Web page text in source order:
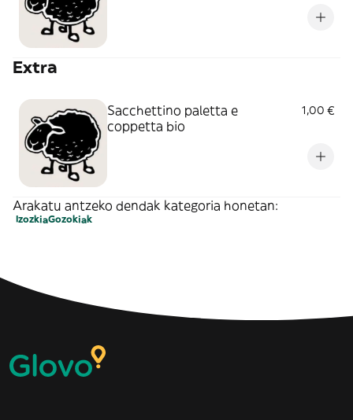
Extra
Sacchettino paletta e
coppetta bio
1,00 €
Arakatu antzeko dendak kategoria honetan:
IzozkiaGozokiak